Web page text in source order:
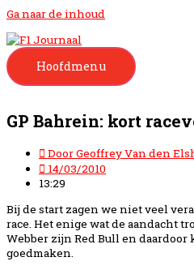
Ga naar de inhoud
Hoofdmenu
GP Bahrein: kort
DoorGeoffrey Van den
14/03/2010
13:29
Bij de start zagen we niet veel
race. Het enige wat de aandacht
Webber zijn Red Bull en daardoor
goedmaken.